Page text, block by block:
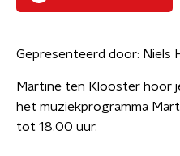
Gepresenteerd door: Niels
Martine ten Klooster hoor
het muziekprogramma
tot 18.00 uur.